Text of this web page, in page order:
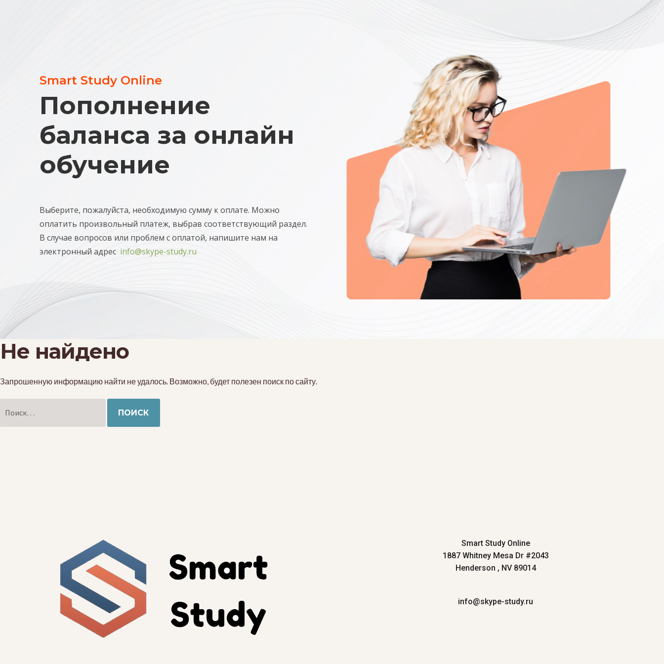
Smart Study Online
Пополнение
баланса за онлайн
обучение
Выберите, пожалуйста, необходимую сумму к оплате. Можно
оплатить произвольный платеж, выбрав соответствующий раздел.
В случае вопросов или проблем с оплатой, напишите нам на
электронный адрес info@skype-study.ru
Не найдено
Запрошенную информацию найти не удалось. Возможно, будет полезен поиск по сайту.
Smart Study Online
1887 Whitney Mesa Dr #2043
Henderson , NV 89014
info@skype-study.ru